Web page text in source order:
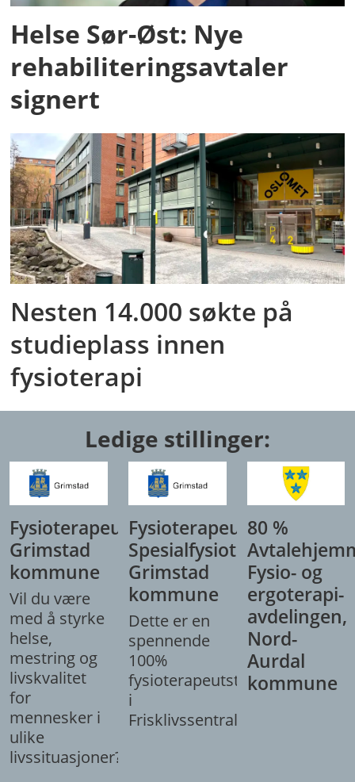
Helse Sør-Øst: Nye
rehabiliteringsavtaler
signert
Nesten 14.000 søkte på
studieplass innen
fysioterapi
Ledige stillinger:
Fysioterapeut,
Grimstad
kommune
Vil du være
med å styrke
helse,
mestring og
livskvalitet
for
mennesker i
ulike
livssituasjoner?
Fysioterapeut/
Spesialfysioterapeut,
Grimstad
kommune
Dette er en
spennende
100%
fysioterapeutstilling
i
Frisklivssentralen.
80 %
Fysio- og
ergoterapi-
avdelingen,
Nord-
Aurdal
kommune